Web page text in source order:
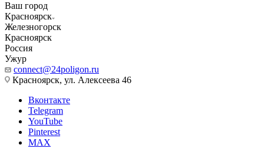
Ваш город
Красноярск
Железногорск
Красноярск
Россия
Ужур
connect@24poligon.ru
Красноярск, ул. Алексеева 46
Вконтакте
Telegram
YouTube
Pinterest
MAX